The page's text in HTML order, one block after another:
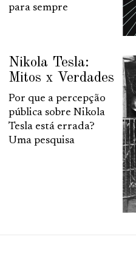
para sempre
Nikola Tesla:
Mitos x Verdades
Por que a percepção
pública sobre Nikola
Tesla está errada?
Uma pesquisa